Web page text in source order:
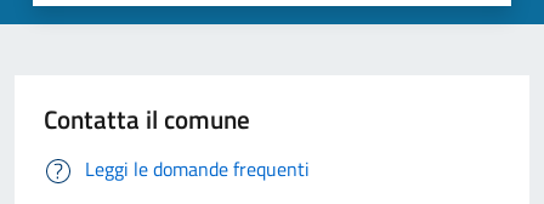
Contatta il comune
Leggi le domande frequenti